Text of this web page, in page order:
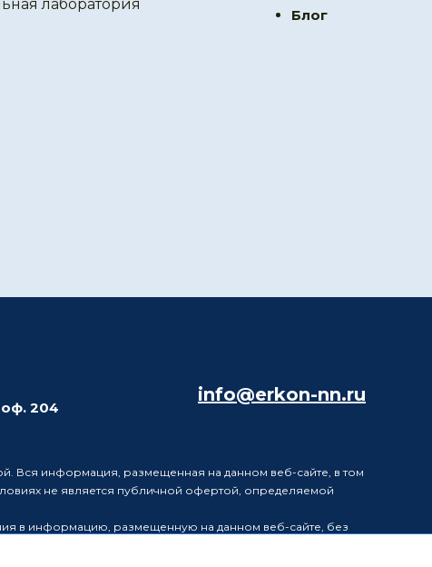
лаборатория
Блог
204
info@erkon-nn.ru
Вся информация, размещенная на данном веб-сайте, в том
не является публичной офертой, определяемой
в информацию, размещенную на данном веб-сайте, без